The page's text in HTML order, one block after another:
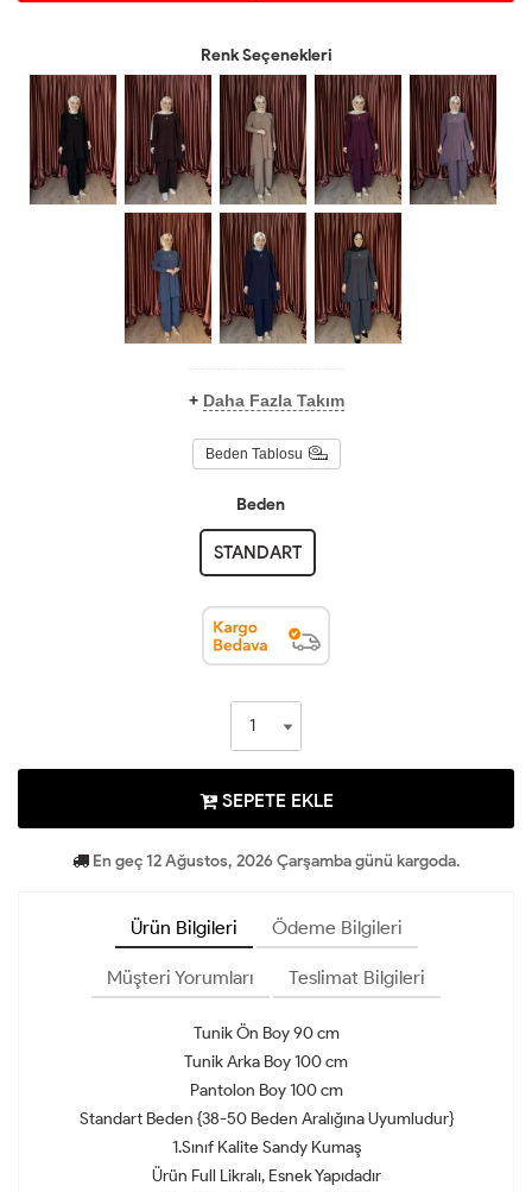
Renk Seçenekleri
+ Daha Fazla Takım
Beden Tablosu
Beden
STANDART
SEPETE EKLE
En geç 12 Ağustos, 2026 Çarşamba günü kargoda.
Ürün Bilgileri Ödeme Bilgileri
Müşteri Yorumları Teslimat Bilgileri
Tunik Ön Boy 90 cm
Tunik Arka Boy 100 cm
Pantolon Boy 100 cm
Standart Beden {38-50 Beden Aralığına Uyumludur}
1.Sınıf Kalite Sandy Kumaş
Ürün Full Likralı, Esnek Yapıdadır